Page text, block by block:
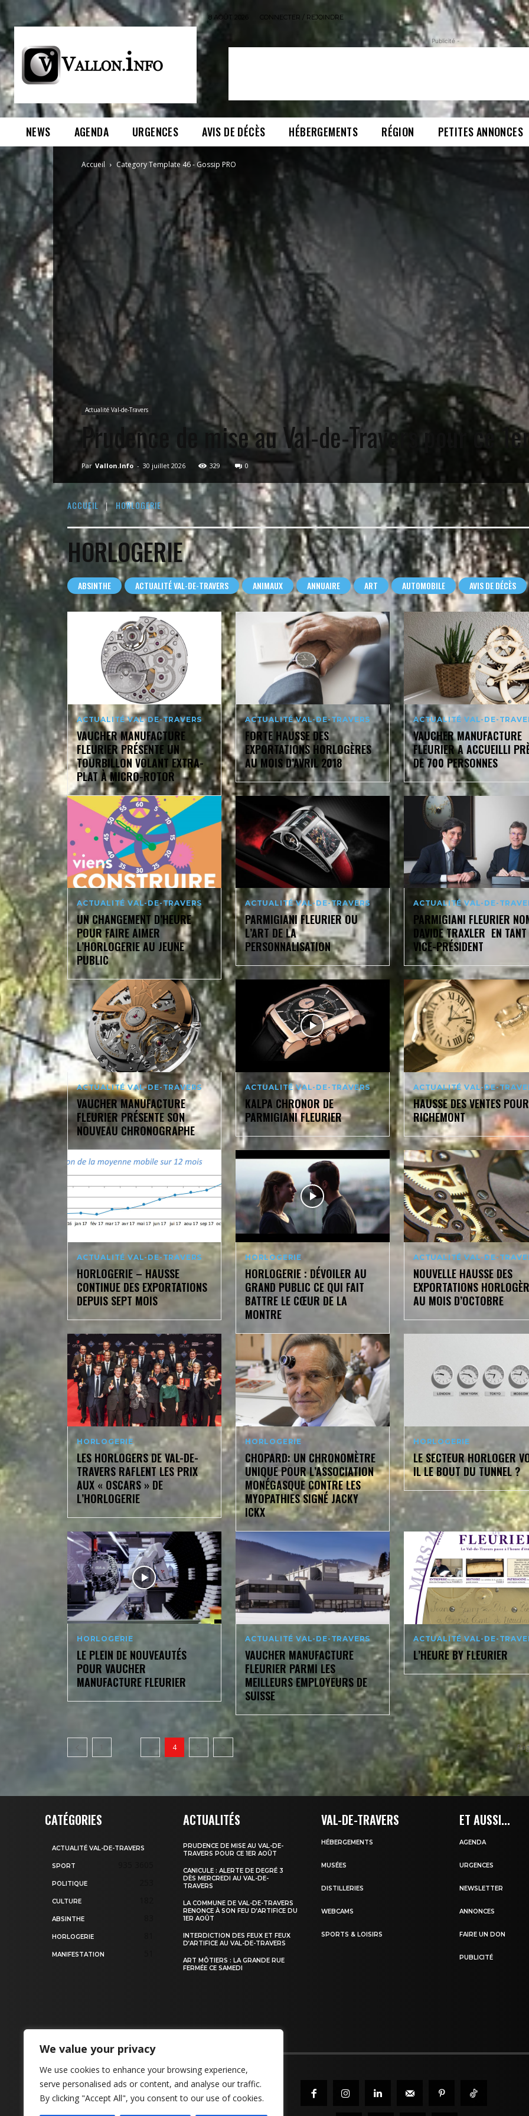
We value your privacy
We use cookies to enhance your browsing experience,
serve personalised ads or content, and analyse our traffic.
By clicking "Accept All", you consent to our use of cookies.
8 AOÛT 2026 CONNECTER / REJOINDRE
- Publicité -
NEWS AGENDA URGENCES AVIS DE DÉCÈS HÉBERGEMENTS RÉGION PETITES ANNONCES
Accueil Category Template 46 - Gossip PRO
Actualité Val-de-Travers
Prudence de mise au Val-de-Travers pour ce
Par Vallon.Info - 30 juillet 2026 329 0
ACCUEIL HORLOGERIE
HORLOGERIE
ABSINTHE ACTUALITÉ VAL-DE-TRAVERS ANIMAUX ANNUAIRE ART AUTOMOBILE AVIS DE DÉCÈS
ACTUALITÉ VAL-DE-TRAVERS
VAUCHER MANUFACTURE
FLEURIER PRÉSENTE UN
TOURBILLON VOLANT EXTRA-
PLAT À MICRO-ROTOR
ACTUALITÉ VAL-DE-TRAVERS
FORTE HAUSSE DES
EXPORTATIONS HORLOGÈRES
AU MOIS D’AVRIL 2018
ACTUALITÉ VAL-DE-
VAUCHER MANUFACTURE
FLEURIER A ACCUEILLI
DE 700 PERSONNES
ACTUALITÉ VAL-DE-TRAVERS
UN CHANGEMENT D’HEURE
POUR FAIRE AIMER
L’HORLOGERIE AU JEUNE
PUBLIC
ACTUALITÉ VAL-DE-TRAVERS
PARMIGIANI FLEURIER OU
L’ART DE LA
PERSONNALISATION
ACTUALITÉ VAL-DE-
PARMIGIANI FLEURIER
DAVIDE TRAXLER EN
VICE-PRÉSIDENT
ACTUALITÉ VAL-DE-TRAVERS
VAUCHER MANUFACTURE
FLEURIER PRÉSENTE SON
NOUVEAU CHRONOGRAPHE
ACTUALITÉ VAL-DE-TRAVERS
KALPA CHRONOR DE
PARMIGIANI FLEURIER
ACTUALITÉ VAL-DE-
HAUSSE DES VENTES POUR
RICHEMONT
ACTUALITÉ VAL-DE-TRAVERS
HORLOGERIE – HAUSSE
CONTINUE DES EXPORTATIONS
DEPUIS SEPT MOIS
HORLOGERIE
HORLOGERIE : DÉVOILER AU
GRAND PUBLIC CE QUI FAIT
BATTRE LE CŒUR DE LA
MONTRE
ACTUALITÉ VAL-DE-
NOUVELLE HAUSSE DES
EXPORTATIONS
AU MOIS D’OCTOBRE
HORLOGERIE
LES HORLOGERS DE VAL-DE-
TRAVERS RAFLENT LES PRIX
AUX « OSCARS » DE
L’HORLOGERIE
HORLOGERIE
CHOPARD: UN CHRONOMÈTRE
UNIQUE POUR L’ASSOCIATION
MONÉGASQUE CONTRE LES
MYOPATHIES SIGNÉ JACKY
ICKX
HORLOGERIE
LE SECTEUR HORLOGER
IL LE BOUT DU TUNNEL ?
HORLOGERIE
LE PLEIN DE NOUVEAUTÉS
POUR VAUCHER
MANUFACTURE FLEURIER
ACTUALITÉ VAL-DE-TRAVERS
VAUCHER MANUFACTURE
FLEURIER PARMI LES
MEILLEURS EMPLOYEURS DE
SUISSE
ACTUALITÉ VAL-DE-
L’HEURE BY FLEURIER
4
CATÉGORIES
ACTUALITÉ VAL-DE-TRAVERS
SPORT
POLITIQUE
CULTURE
ABSINTHE
HORLOGERIE
MANIFESTATION
ACTUALITÉS
PRUDENCE DE MISE AU VAL-DE-
TRAVERS POUR CE 1ER AOÛT
CANICULE : ALERTE DE DEGRÉ 3
DÈS MERCREDI AU VAL-DE-
TRAVERS
LA COMMUNE DE VAL-DE-TRAVERS
RENONCE À SON FEU D’ARTIFICE DU
1ER AOÛT
INTERDICTION DES FEUX ET FEUX
D’ARTIFICE AU VAL-DE-TRAVERS
ART MÔTIERS : LA GRANDE RUE
FERMÉE CE SAMEDI
VAL-DE-TRAVERS
HÉBERGEMENTS
MUSÉES
DISTILLERIES
WEBCAMS
SPORTS & LOISIRS
ET AUSSI...
AGENDA
URGENCES
NEWSLETTER
ANNONCES
FAIRE UN DON
PUBLICITÉ
CONTACT